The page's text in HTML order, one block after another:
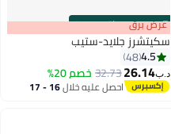
00m:00s
·باقي 100%
4
عرض برق
سكيتشرز جلايد-ستيب
4.5
48
د.ب‏26.14
32.73خصم 20%
احصل عليه خلال 16 - 17